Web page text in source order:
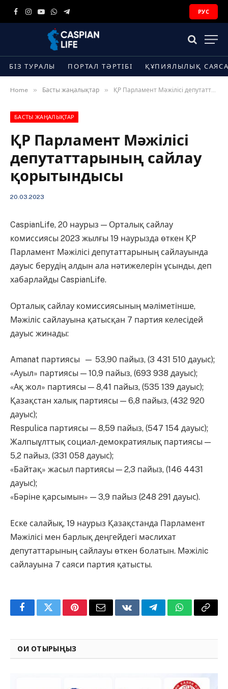
Facebook
Instagram
YouTube
WhatsApp
Telegram
РУС
БІЗ ТУРАЛЫ ПОРТАЛ ТӘРТІБІ ҚҰПИЯЛЫЛЫҚ
Home » Басты жаңалықтар » ҚР Парламент Мәжілісі депутаттарының сайлау қорытындысы
БАСТЫ ЖАҢАЛЫҚТАР
ҚР Парламент Мәжілісі
депутаттарының сайлау
қорытындысы
20.03.2023
CaspianLife, 20 наурыз — Орталық сайлау
комиссиясы 2023 жылғы 19 наурызда өткен ҚР
Парламент Мәжілісі депутаттарының сайлауында
дауыс берудің алдын ала нәтижелерін ұсынды, деп
хабарлайды CaspianLife.
Орталық сайлау комиссиясының мәліметінше,
Мәжіліс сайлауына қатысқан 7 партия келесідей
дауыс жинады:
Amanat партиясы — 53,90 пайыз, (3 431 510 дауыс);
«Ауыл» партиясы — 10,9 пайыз, (693 938 дауыс);
«Ақ жол» партиясы — 8,41 пайыз, (535 139 дауыс);
Қазақстан халық партиясы — 6,8 пайыз, (432 920
дауыс);
Respulica партиясы — 8,59 пайыз, (547 154 дауыс);
Жалпыұлттық социал-демократиялық партиясы —
5,2 пайыз, (331 058 дауыс);
«Байтақ» жасыл партиясы — 2,3 пайыз, (146 4431
дауыс);
«Бәріне қарсымын» — 3,9 пайыз (248 291 дауыс).
Еске салайық, 19 наурыз Қазақстанда Парламент
Мәжілісі мен барлық деңгейдегі мәслихат
депутаттарының сайлауы өткен болатын. Мәжіліc
сайлауына 7 саяси партия қатысты.
FacebookTwitterPinterestEmail VKontakteTelegramWhatsApp
Copy
ОҚИ ОТЫРЫҢЫЗ